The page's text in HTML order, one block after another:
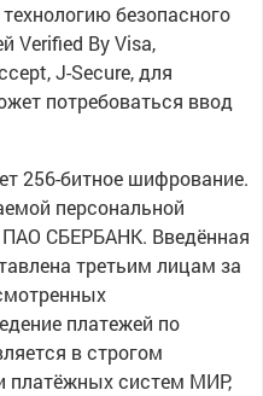
безопасного
Verified By Visa,
J-Secure, для
потребоваться ввод
256-битное шифрование.
персональной
СБЕРБАНК. Введённая
третьим лицам за
платежей по
в строгом
платёжных систем МИР,